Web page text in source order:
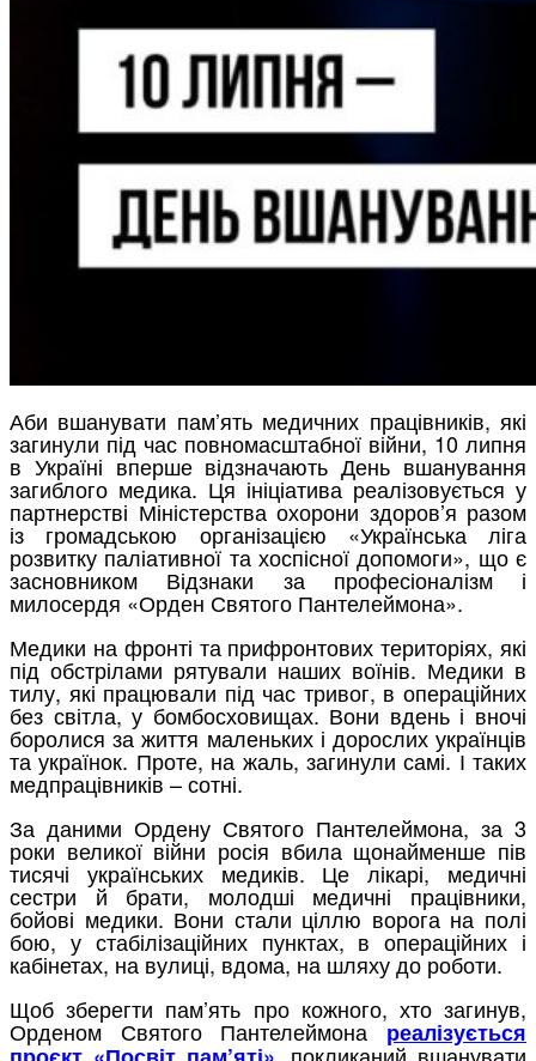
Аби вшанувати пам’ять медичних працівників, які
загинули під час повномасштабної війни, 10 липня
в Україні вперше відзначають День вшанування
загиблого медика. Ця ініціатива реалізовується у
партнерстві Міністерства охорони здоров’я разом
із громадською організацією «Українська ліга
розвитку паліативної та хоспісної допомоги», що є
засновником Відзнаки за професіоналізм і
милосердя «Орден Святого Пантелеймона».
Медики на фронті та прифронтових територіях, які
під обстрілами рятували наших воїнів. Медики в
тилу, які працювали під час тривог, в операційних
без світла, у бомбосховищах. Вони вдень і вночі
боролися за життя маленьких і дорослих українців
та українок. Проте, на жаль, загинули самі. І таких
медпрацівників – сотні.
За даними Ордену Святого Пантелеймона, за 3
роки великої війни росія вбила щонайменше пів
тисячі українських медиків. Це лікарі, медичні
сестри й брати, молодші медичні працівники,
бойові медики. Вони стали ціллю ворога на полі
бою, у стабілізаційних пунктах, в операційних і
кабінетах, на вулиці, вдома, на шляху до роботи.
Щоб зберегти пам’ять про кожного, хто загинув,
Орденом Святого Пантелеймонареалізується
, покликаний вшанувати